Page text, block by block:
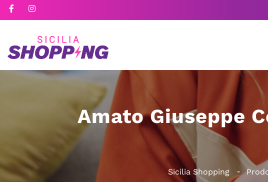
Amato Giuseppe
Sicilia Shopping